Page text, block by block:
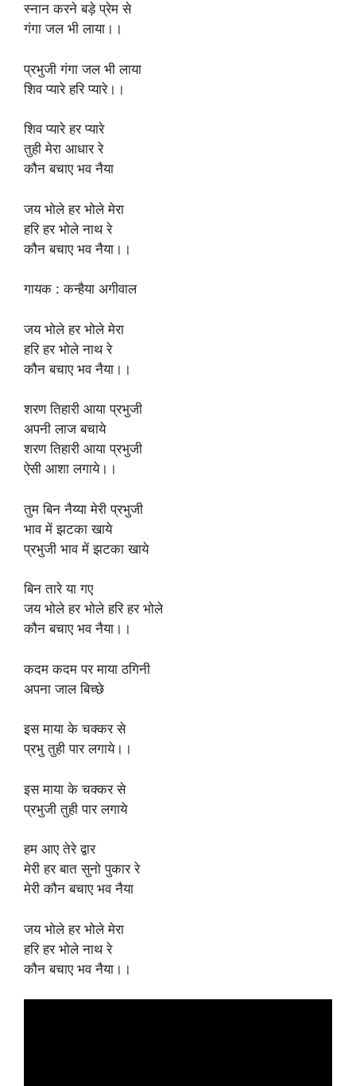
स्नान करने बड़े प्रेम से
गंगा जल भी लाया।।
प्रभुजी गंगा जल भी लाया
शिव प्यारे हरि प्यारे।।
शिव प्यारे हर प्यारे
तुही मेरा आधार रे
कौन बचाए भव नैया
जय भोले हर भोले मेरा
हरि हर भोले नाथ रे
कौन बचाए भव नैया।।
गायक : कन्हैया अगीवाल
जय भोले हर भोले मेरा
हरि हर भोले नाथ रे
कौन बचाए भव नैया।।
शरण तिहारी आया प्रभुजी
अपनी लाज बचाये
शरण तिहारी आया प्रभुजी
ऐसी आशा लगाये।।
तुम बिन नैय्या मेरी प्रभुजी
भाव में झटका खाये
प्रभुजी भाव में झटका खाये
बिन तारे या गए
जय भोले हर भोले हरि हर भोले
कौन बचाए भव नैया।।
कदम कदम पर माया ठगिनी
अपना जाल बिच्छे
इस माया के चक्कर से
प्रभु तुही पार लगाये।।
इस माया के चक्कर से
प्रभुजी तुही पार लगाये
हम आए तेरे द्वार
मेरी हर बात सुनो पुकार रे
मेरी कौन बचाए भव नैया
जय भोले हर भोले मेरा
हरि हर भोले नाथ रे
कौन बचाए भव नैया।।